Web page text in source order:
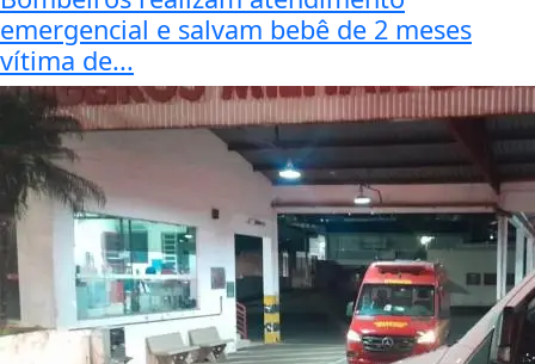
emergencial e salvam bebê de 2 meses
vítima de...